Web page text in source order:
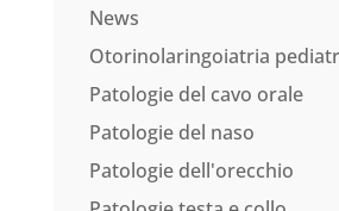
News
Otorinolaringoiatria
Patologie del cavo orale
Patologie del naso
Patologie dell'orecchio